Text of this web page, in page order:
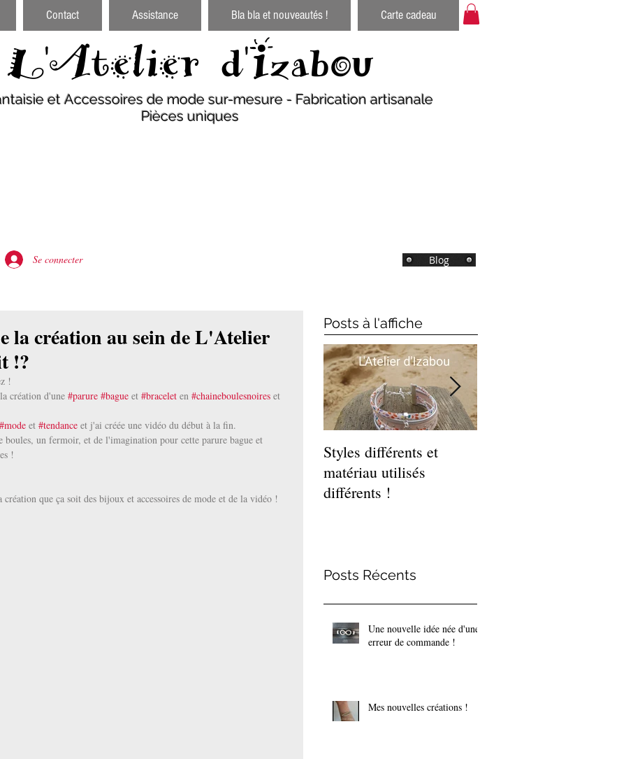
Contact Assistance Bla bla et nouveautés ! Carte cadeau
L'Atelier d'Izabou
et Accessoires de mode sur-mesure - Fabrication artisanale
Pièces uniques
Se connecter Blog
la création au sein de L'Atelier
!?
!
création d'une #parure #bague et #bracelet en #chaineboulesnoires et
#mode et #tendance et j'ai créée une vidéo du début à la fin.
boules, un fermoir, et de l'imagination pour cette parure bague et
!
que ça soit des bijoux et accessoires de mode et de la vidéo !
Posts à l'affiche
Styles différents et
matériau utilisés
différents !
Posts Récents
Une nouvelle idée née d'une
erreur de commande !
Mes nouvelles créations !